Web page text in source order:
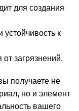
для создания
устойчивость к
загрязнений.
получаете не
но и элемент
вашего